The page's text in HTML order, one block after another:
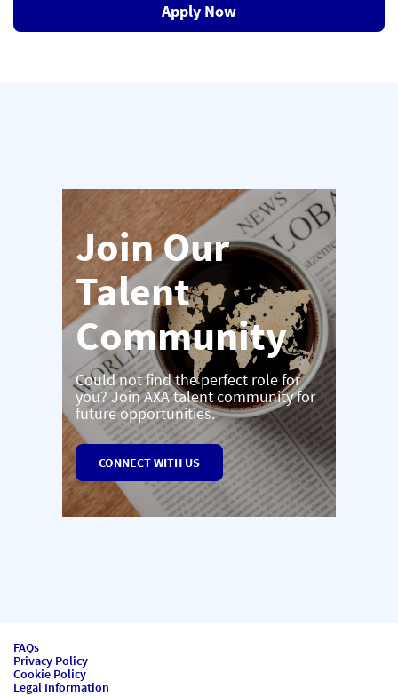
Apply Now
Join Our
Talent
Community
Could not find the perfect role for
you? Join AXA talent community for
future opportunities.
CONNECT WITH US
FAQs
Privacy Policy
Cookie Policy
Legal Information